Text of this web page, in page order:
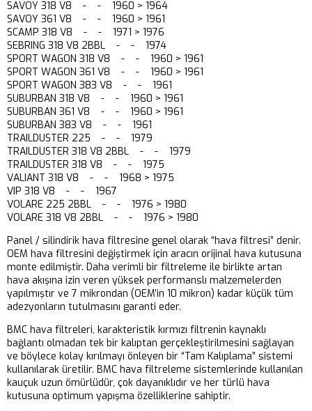
SAVOY 318 V8 - - 1960 > 1964
SAVOY 361 V8 - - 1960 > 1961
SCAMP 318 V8 - - 1971 > 1976
SEBRING 318 V8 2BBL - - 1974
SPORT WAGON 318 V8 - - 1960 > 1961
SPORT WAGON 361 V8 - - 1960 > 1961
SPORT WAGON 383 V8 - - 1961
SUBURBAN 318 V8 - - 1960 > 1961
SUBURBAN 361 V8 - - 1960 > 1961
SUBURBAN 383 V8 - - 1961
TRAILDUSTER 225 - - 1979
TRAILDUSTER 318 V8 2BBL - - 1979
TRAILDUSTER 318 V8 - - 1975
VALIANT 318 V8 - - 1968 > 1975
VIP 318 V8 - - 1967
VOLARE 225 2BBL - - 1976 > 1980
VOLARE 318 V8 2BBL - - 1976 > 1980
Panel / silindirik hava filtresine genel olarak “hava filtresi” denir.
OEM hava filtresini değiştirmek için aracın orijinal hava kutusuna
monte edilmiştir. Daha verimli bir filtreleme ile birlikte artan
hava akışına izin veren yüksek performanslı malzemelerden
yapılmıştır ve 7 mikrondan (OEM’in 10 mikron) kadar küçük tüm
adezyonların tutulmasını garanti eder.
BMC hava filtreleri, karakteristik kırmızı filtrenin kaynaklı
bağlantı olmadan tek bir kalıptan gerçekleştirilmesini sağlayan
ve böylece kolay kırılmayı önleyen bir “Tam Kalıplama” sistemi
kullanılarak üretilir. BMC hava filtreleme sistemlerinde kullanılan
kauçuk uzun ömürlüdür, çok dayanıklıdır ve her türlü hava
kutusuna optimum yapışma özelliklerine sahiptir.